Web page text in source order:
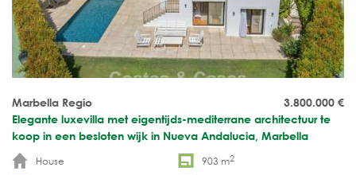
3.800.000 €
Marbella Regio
Elegante luxevilla met eigentijds-mediterrane architectuur te
koop in een besloten wijk in Nueva Andalucia, Marbella
House
903 m2